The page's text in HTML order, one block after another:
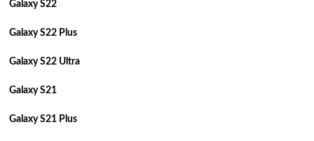
Galaxy S22
Galaxy S22 Plus
Galaxy S22 Ultra
Galaxy S21
Galaxy S21 Plus